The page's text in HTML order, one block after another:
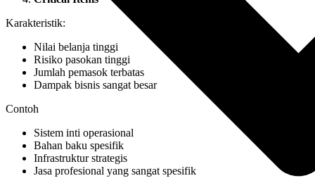
Karakteristik:
Nilai belanja tinggi
Risiko pasokan tinggi
Jumlah pemasok terbatas
Dampak bisnis sangat besar
Contoh
Sistem inti operasional
Bahan baku spesifik
Infrastruktur strategis
Jasa profesional yang sangat spesifik